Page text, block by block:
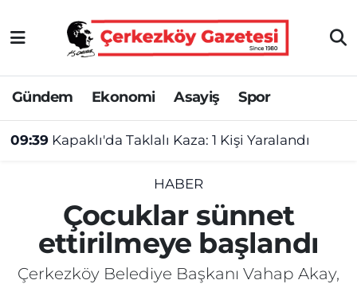
Gündem Ekonomi Asayiş Spor
09:39 Kapaklı'da Taklalı Kaza: 1 Kişi Yaralandı
HABER
Çocuklar sünnet
ettirilmeye başlandı
Çerkezköy Belediye Başkanı Vahap Akay,
Asayiş
Ekonomi
Gündem
Kültür&Sanat
Manşet
Tekirdağ Nöbetçi Eczaneler
Tekirdağ Hava Durumu
Tekirdağ Namaz Vakitleri
Tekirdağ Trafik Yoğunluk Haritası
Süper Lig Puan Durumu ve Fikstür
Tüm Manşetler